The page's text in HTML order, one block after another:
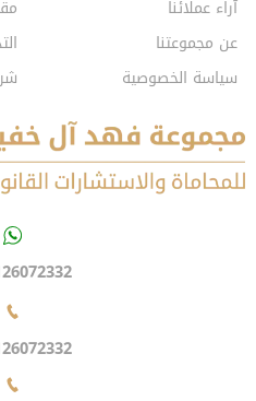
آراء عملائنا
عن مجموعتنا
سياسة الخصوصية